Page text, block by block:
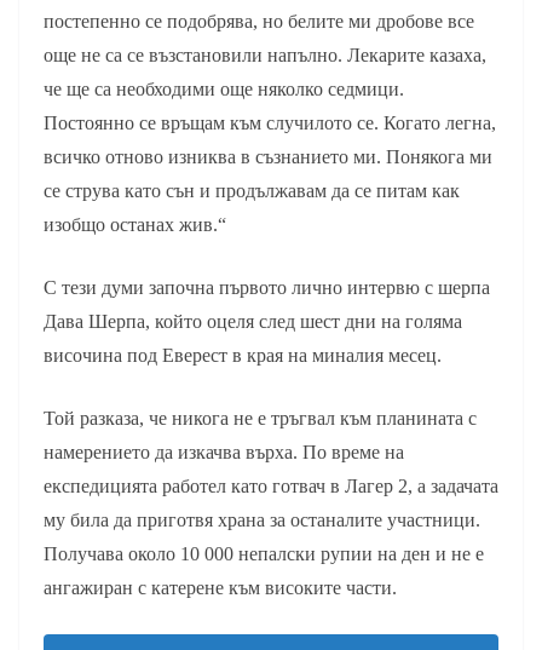
постепенно се подобрява, но белите ми дробове все
още не са се възстановили напълно. Лекарите казаха,
че ще са необходими още няколко седмици.
Постоянно се връщам към случилото се. Когато легна,
всичко отново изниква в съзнанието ми. Понякога ми
се струва като сън и продължавам да се питам как
изобщо останах жив.“
С тези думи започна първото лично интервю с шерпа
Дава Шерпа, който оцеля след шест дни на голяма
височина под Еверест в края на миналия месец.
Той разказа, че никога не е тръгвал към планината с
намерението да изкачва върха. По време на
експедицията работел като готвач в Лагер 2, а задачата
му била да приготвя храна за останалите участници.
Получава около 10 000 непалски рупии на ден и не е
ангажиран с катерене към високите части.